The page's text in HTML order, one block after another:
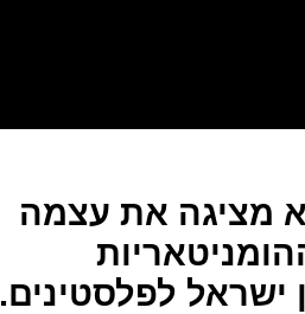
מציגה את עצמה
לפלסטינים.